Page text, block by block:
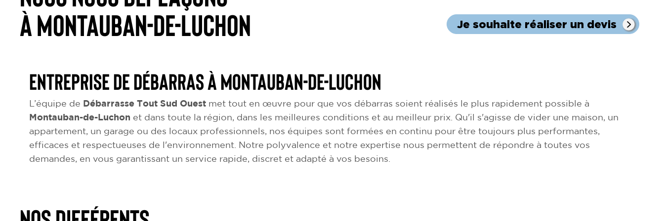
à Montauban-de-Luchon
Je souhaite réaliser un devis
Entreprise de débarras à Montauban-de-Luchon
L’équipe de Débarrasse Tout Sud Ouest met tout en œuvre pour que vos débarras soient réalisés le plus rapidement possible à
Montauban-de-Luchon et dans toute la région, dans les meilleures conditions et au meilleur prix. Qu'il s'agisse de vider une maison, un
appartement, un garage ou des locaux professionnels, nos équipes sont formées en continu pour être toujours plus performantes,
efficaces et respectueuses de l'environnement. Notre polyvalence et notre expertise nous permettent de répondre à toutes vos
demandes, en vous garantissant un service rapide, discret et adapté à vos besoins.